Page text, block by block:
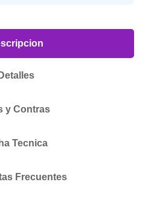
Detalles
y Contras
Tecnica
Frecuentes